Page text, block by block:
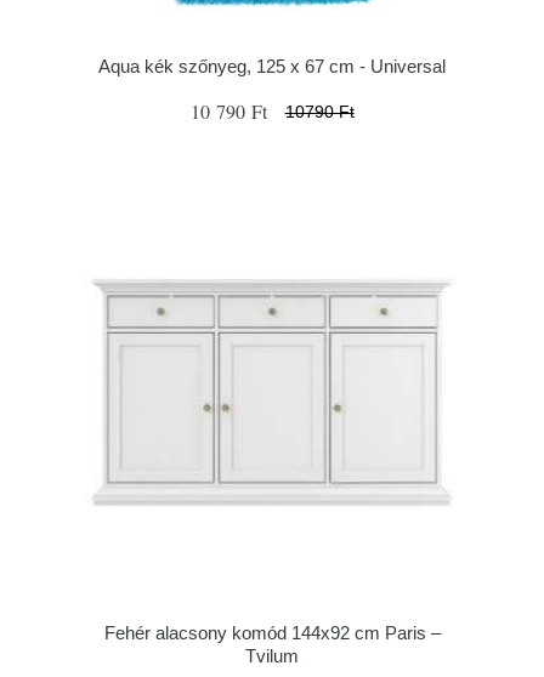
Aqua kék szőnyeg, 125 x 67 cm - Universal
10 790 Ft 10790 Ft
Fehér alacsony komód 144x92 cm Paris –
Tvilum